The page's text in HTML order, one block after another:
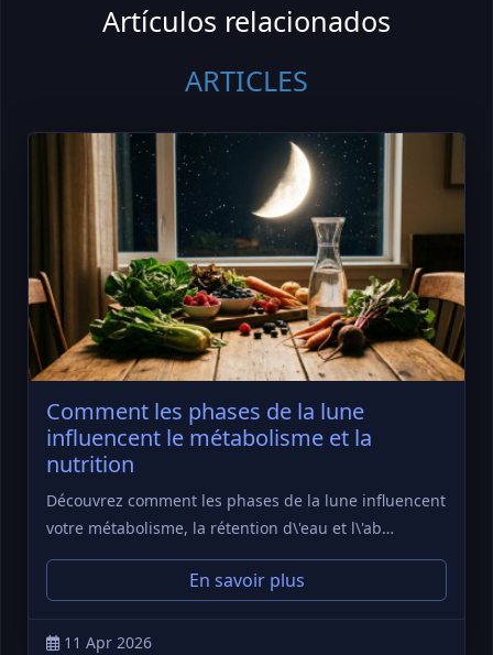
Artículos relacionados
ARTICLES
Comment les phases de la lune
influencent le métabolisme et la
nutrition
Découvrez comment les phases de la lune influencent
votre métabolisme, la rétention d\'eau et l\'ab…
En savoir plus
11 Apr 2026